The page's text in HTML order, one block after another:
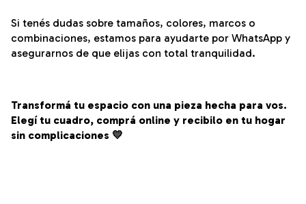
Si tenés dudas sobre tamaños, colores, marcos o
combinaciones, estamos para ayudarte por WhatsApp y
asegurarnos de que elijas con total tranquilidad.
Transformá tu espacio con una pieza hecha para vos.
Elegí tu cuadro, comprá online y recibilo en tu hogar
sin complicaciones 💛